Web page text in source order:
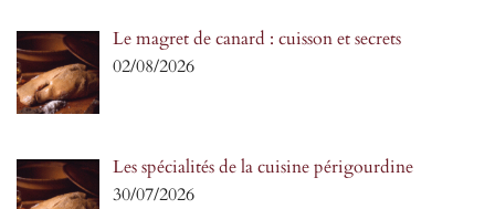
Le magret de canard : cuisson et secrets
02/08/2026
Les spécialités de la cuisine périgourdine
30/07/2026